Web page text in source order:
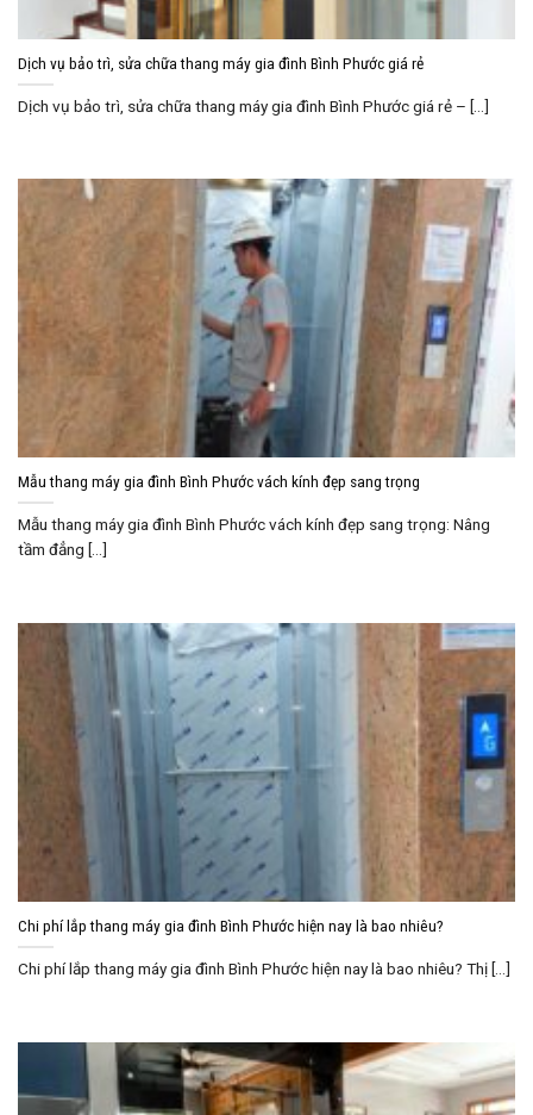
Dịch vụ bảo trì, sửa chữa thang máy gia đình Bình Phước giá rẻ
Dịch vụ bảo trì, sửa chữa thang máy gia đình Bình Phước giá rẻ – [...]
Mẫu thang máy gia đình Bình Phước vách kính đẹp sang trọng
Mẫu thang máy gia đình Bình Phước vách kính đẹp sang trọng: Nâng
tầm đẳng [...]
Chi phí lắp thang máy gia đình Bình Phước hiện nay là bao nhiêu?
Chi phí lắp thang máy gia đình Bình Phước hiện nay là bao nhiêu? Thị [...]